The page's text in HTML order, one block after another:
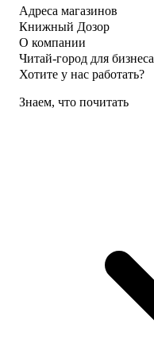
Адреса магазинов
Книжный Дозор
О компании
Читай-город для бизнеса
Хотите у нас работать?
Знаем, что почитать